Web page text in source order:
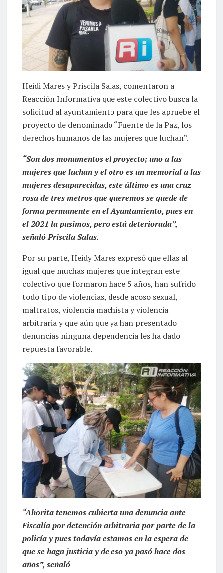
Heidi Mares y Priscila Salas, comentaron a
Reacción Informativa que este colectivo busca la
solicitud al ayuntamiento para que les apruebe el
proyecto de denominado “Fuente de la Paz, los
derechos humanos de las mujeres que luchan”.
“Son dos monumentos el proyecto; uno a las
mujeres que luchan y el otro es un memorial a las
mujeres desaparecidas, este último es una cruz
rosa de tres metros que queremos se quede de
forma permanente en el Ayuntamiento, pues en
el 2021 la pusimos, pero está deteriorada”,
señaló Priscila Salas.
Por su parte, Heidy Mares expresó que ellas al
igual que muchas mujeres que integran este
colectivo que formaron hace 5 años, han sufrido
todo tipo de violencias, desde acoso sexual,
maltratos, violencia machista y violencia
arbitraria y que aún que ya han presentado
denuncias ninguna dependencia les ha dado
repuesta favorable.
“Ahorita tenemos cubierta una denuncia ante
Fiscalía por detención arbitraria por parte de la
policía y pues todavía estamos en la espera de
que se haga justicia y de eso ya pasó hace dos
años”, señaló